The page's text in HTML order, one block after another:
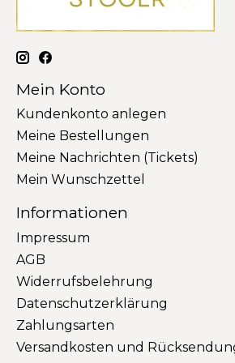
Mein Konto
Kundenkonto anlegen
Meine Bestellungen
Meine Nachrichten (Tickets)
Mein Wunschzettel
Informationen
Impressum
AGB
Widerrufsbelehrung
Datenschutzerklärung
Zahlungsarten
Versandkosten und